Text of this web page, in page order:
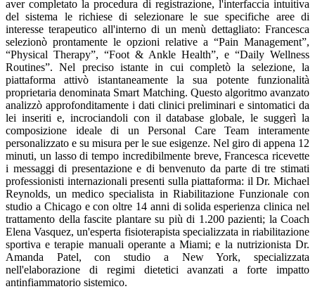
aver completato la procedura di registrazione, l'interfaccia intuitiva
del sistema le richiese di selezionare le sue specifiche aree di
interesse terapeutico all'interno di un menù dettagliato: Francesca
selezionò prontamente le opzioni relative a “Pain Management”,
“Physical Therapy”, “Foot & Ankle Health”, e “Daily Wellness
Routines”. Nel preciso istante in cui completò la selezione, la
piattaforma attivò istantaneamente la sua potente funzionalità
proprietaria denominata Smart Matching. Questo algoritmo avanzato
analizzò approfonditamente i dati clinici preliminari e sintomatici da
lei inseriti e, incrociandoli con il database globale, le suggerì la
composizione ideale di un Personal Care Team interamente
personalizzato e su misura per le sue esigenze. Nel giro di appena 12
minuti, un lasso di tempo incredibilmente breve, Francesca ricevette
i messaggi di presentazione e di benvenuto da parte di tre stimati
professionisti internazionali presenti sulla piattaforma: il Dr. Michael
Reynolds, un medico specialista in Riabilitazione Funzionale con
studio a Chicago e con oltre 14 anni di solida esperienza clinica nel
trattamento della fascite plantare su più di 1.200 pazienti; la Coach
Elena Vasquez, un'esperta fisioterapista specializzata in riabilitazione
sportiva e terapie manuali operante a Miami; e la nutrizionista Dr.
Amanda Patel, con studio a New York, specializzata
nell'elaborazione di regimi dietetici avanzati a forte impatto
antinfiammatorio sistemico.